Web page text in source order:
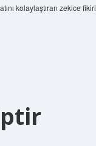
kolaylaştıran zekice